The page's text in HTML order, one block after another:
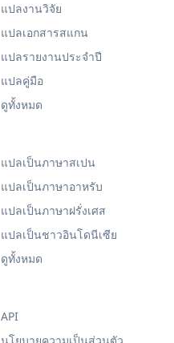
แปลงานวิจัย
แปลเอกสารสแกน
แปลรายงานประจำปี
แปลคู่มือ
ดูทั้งหมด
แปลเป็นภาษาสเปน
แปลเป็นภาษาอาหรับ
แปลเป็นภาษาฝรั่งเศส
แปลเป็นชาวอินโดนีเซีย
ดูทั้งหมด
API